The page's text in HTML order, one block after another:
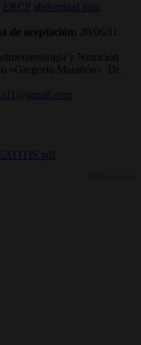
ERCP abdominal pain
de aceptación:
20/06/11.
y Nutrición
«Gregorio Marañón». Dr.